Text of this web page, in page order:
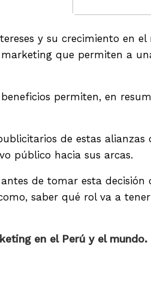
y su crecimiento en
marketing que permiten a
permiten, en
de estas
público hacia sus arcas.
de tomar esta
saber qué rol va a
en el Perú y el mundo.